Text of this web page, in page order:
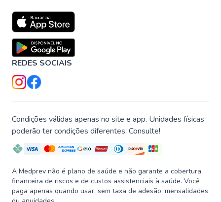
REDES SOCIAIS
Condições válidas apenas no site e app. Unidades físicas
poderão ter condições diferentes. Consulte!
A Medprev não é plano de saúde e não garante a cobertura
financeira de riscos e de custos assistenciais à saúde. Você
paga apenas quando usar, sem taxa de adesão, mensalidades